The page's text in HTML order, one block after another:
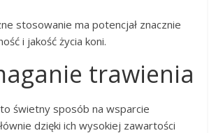
stosowanie ma potencjał znacznie
i jakość życia koni.
trawienia
to świetny sposób na wsparcie
dzięki ich wysokiej zawartości